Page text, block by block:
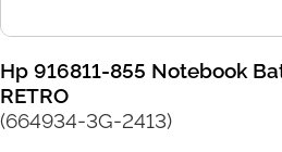
Hp 916811-855 Notebook
RETRO
(664934-3G-2413)